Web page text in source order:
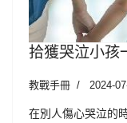
拾獲哭泣小孩
教戰手冊 2024-
在別人傷心哭泣的